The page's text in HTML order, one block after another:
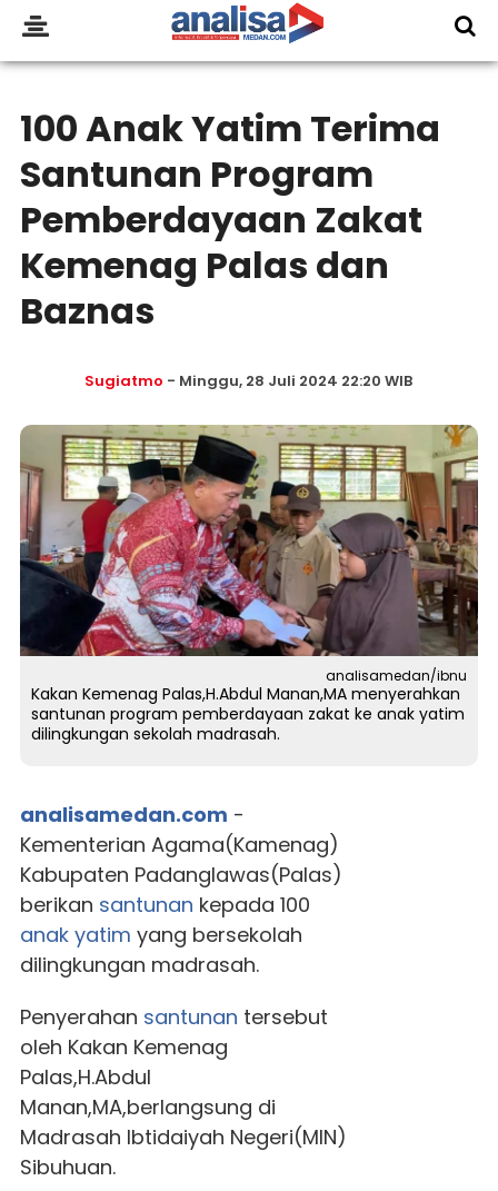
100 Anak Yatim Terima
Santunan Program
Pemberdayaan Zakat
Kemenag Palas dan
Baznas
Sugiatmo - Minggu, 28 Juli 2024 22:20 WIB
analisamedan/ibnu
Kakan Kemenag Palas,H.Abdul Manan,MA menyerahkan
santunan program pemberdayaan zakat ke anak yatim
dilingkungan sekolah madrasah.
analisamedan.com -
Kementerian Agama(Kamenag)
Kabupaten Padanglawas(Palas)
berikan santunan kepada 100
anak yatim yang bersekolah
dilingkungan madrasah.
Penyerahan santunan tersebut
oleh Kakan Kemenag
Palas,H.Abdul
Manan,MA,berlangsung di
Madrasah Ibtidaiyah Negeri(MIN)
Sibuhuan.